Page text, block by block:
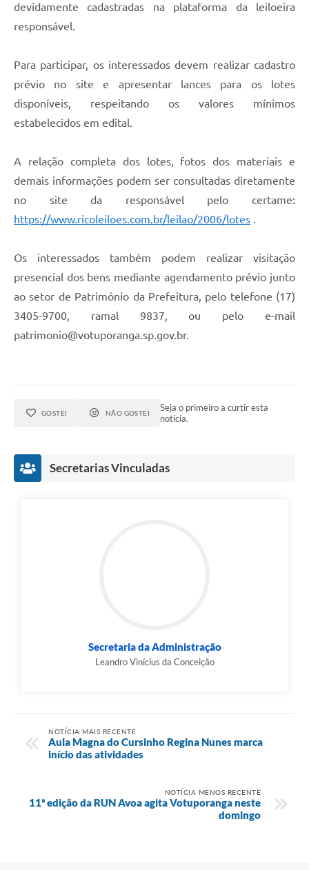
devidamente cadastradas na plataforma da leiloeira
responsável.
Para participar, os interessados devem realizar cadastro
prévio no site e apresentar lances para os lotes
disponíveis, respeitando os valores mínimos
estabelecidos em edital.
A relação completa dos lotes, fotos dos materiais e
demais informações podem ser consultadas diretamente
no site da responsável pelo certame:
https://www.ricoleiloes.com.br/leilao/2006/lotes .
Os interessados também podem realizar visitação
presencial dos bens mediante agendamento prévio junto
ao setor de Patrimônio da Prefeitura, pelo telefone (17)
3405-9700, ramal 9837, ou pelo e-mail
patrimonio@votuporanga.sp.gov.br.
GOSTEI NÃO GOSTEI
Seja o primeiro a curtir esta
notícia.
Secretarias Vinculadas
Secretaria da Administração
Leandro Vinícius da Conceição
NOTÍCIA MAIS RECENTE
Aula Magna do Cursinho Regina Nunes marca
início das atividades
NOTÍCIA MENOS RECENTE
11ª edição da RUN Avoa agita Votuporanga neste
domingo